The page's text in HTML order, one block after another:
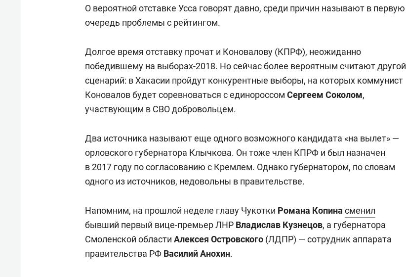
О вероятной отставке Усса говорят давно, среди причин называют в первую
очередь проблемы с рейтингом.
Долгое время отставку прочат и Коновалову (КПРФ), неожиданно
победившему на выборах-2018. Но сейчас более вероятным считают другой
сценарий: в Хакасии пройдут конкурентные выборы, на которых коммунист
Коновалов будет соревноваться с единороссом Сергеем Соколом,
участвующим в СВО добровольцем.
Два источника называют еще одного возможного кандидата «на вылет» —
орловского губернатора Клычкова. Он тоже член КПРФ и был назначен
в 2017 году по согласованию с Кремлем. Однако губернатором, по словам
одного из источников, недовольны в правительстве.
Напомним, на прошлой неделе главу Чукотки Романа Копина сменил
бывший первый вице-премьер ЛНР Владислав Кузнецов, а губернатора
Смоленской области Алексея Островского (ЛДПР) — сотрудник аппарата
правительства РФ Василий Анохин.